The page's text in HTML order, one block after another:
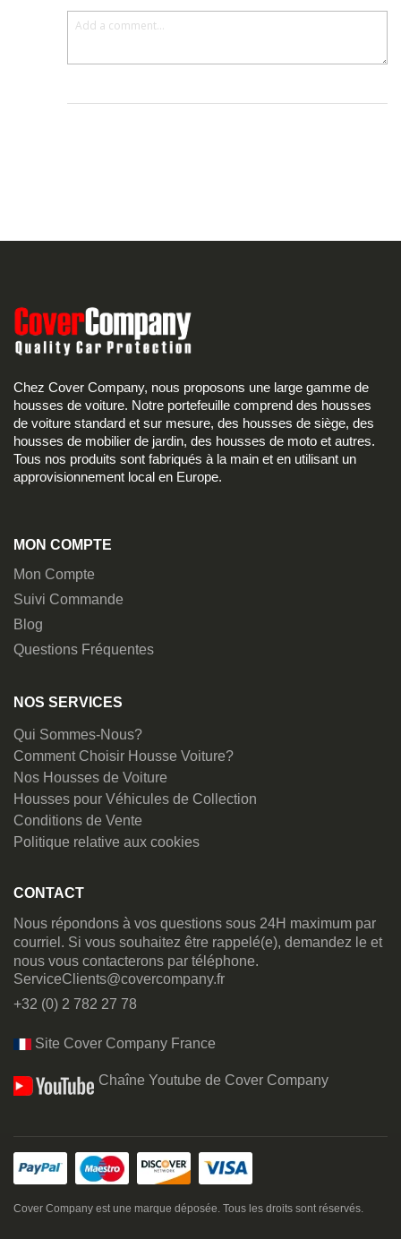
Chez Cover Company, nous proposons une large gamme de
housses de voiture. Notre portefeuille comprend des housses
de voiture standard et sur mesure, des housses de siège, des
housses de mobilier de jardin, des housses de moto et autres.
Tous nos produits sont fabriqués à la main et en utilisant un
approvisionnement local en Europe.
MON COMPTE
Mon Compte
Suivi Commande
Blog
Questions Fréquentes
NOS SERVICES
Qui Sommes-Nous?
Comment Choisir Housse Voiture?
Nos Housses de Voiture
Housses pour Véhicules de Collection
Conditions de Vente
Politique relative aux cookies
CONTACT
Nous répondons à vos questions sous 24H maximum par
courriel. Si vous souhaitez être rappelé(e), demandez le et
nous vous contacterons par téléphone.
ServiceClients@covercompany.fr
+32 (0) 2 782 27 78
Site Cover Company France
Chaîne Youtube de Cover Company
Cover Company est une marque déposée. Tous les droits sont réservés.